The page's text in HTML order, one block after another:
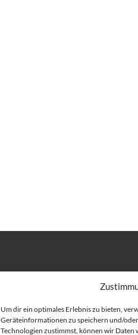
Um dir ein optimales Erlebnis zu bieten,
Geräteinformationen zu speichern und/
Technologien zustimmst, können wir Daten